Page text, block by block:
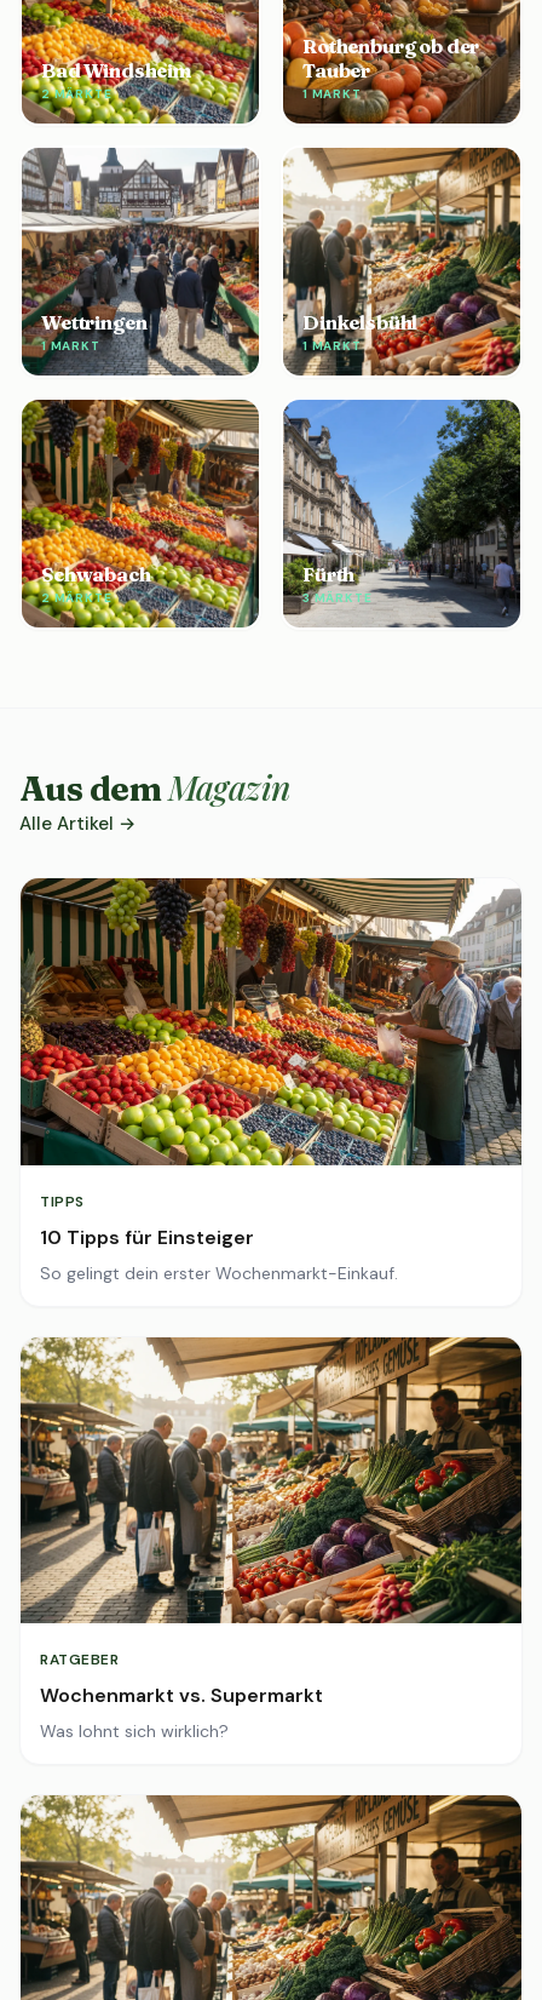
Bad Windsheim
2 MÄRKTE
Rothenburg ob der
Tauber
1 MARKT
Wettringen
1 MARKT
Dinkelsbühl
1 MARKT
Schwabach
2 MÄRKTE
Fürth
3 MÄRKTE
Aus demMagazin
Alle Artikel →
TIPPS
10 Tipps für Einsteiger
So gelingt dein erster Wochenmarkt-Einkauf.
RATGEBER
Wochenmarkt vs. Supermarkt
Was lohnt sich wirklich?